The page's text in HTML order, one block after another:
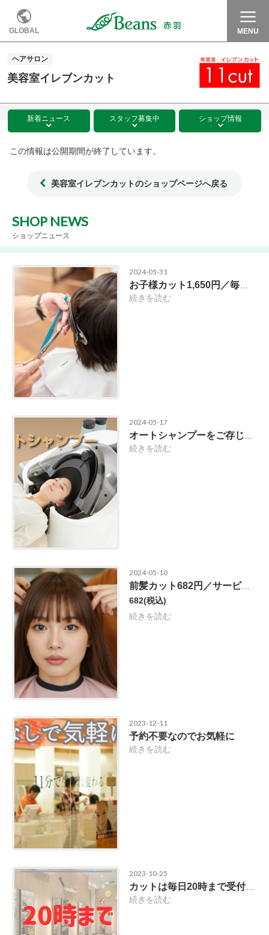
GLOBAL MENU
ヘアサロン
美容室イレブンカット
新着ニュース スタッフ募集中 ショップ情報
この情報は公開期間が終了しています。
美容室イレブンカットのショップページへ戻る
SHOP NEWS
ショップニュース
2024-05-31
続きを読む
2024-05-17
続きを読む
2024-05-10
682(税込)
続きを読む
2023-12-11
予約不要なのでお気軽に
続きを読む
2023-10-25
カットは毎日20時まで受付中／お仕事帰りにも
続きを読む